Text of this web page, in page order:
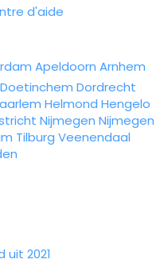
d'aide
Apeldoorn Arnhem
Doetinchem Dordrecht
Helmond Hengelo
Nijmegen Nijmegen
Tilburg Veenendaal
2021